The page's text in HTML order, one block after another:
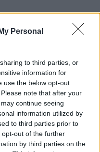
Personal
to third parties, or
information for
use the below opt-out
note that after your
continue seeing
information utilized by
to third parties prior to
out of the further
by third parties on the
Αντώνης